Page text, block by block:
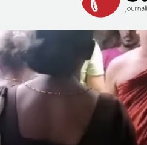
m
a
n
c
o
t